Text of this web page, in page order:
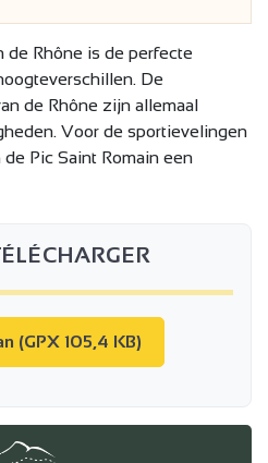
de Rhône is de perfecte
De
de Rhône zijn allemaal
Voor de sportievelingen
Pic Saint Romain een
(GPX 105,4 KB)